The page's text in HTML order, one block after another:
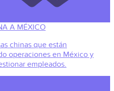
A MÉXICO
chinas que están
operaciones en México y
empleados.